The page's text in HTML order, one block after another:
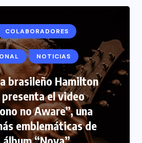
INTERNACIONAL
PERIODISMO TURISTICO
solidariza con